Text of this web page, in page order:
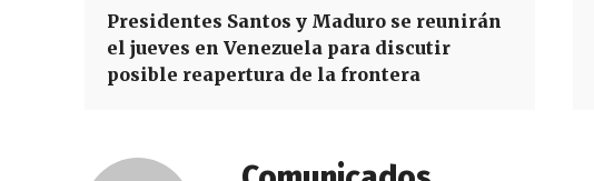
Presidentes Santos y Maduro se reunirán
el jueves en Venezuela para discutir
posible reapertura de la frontera